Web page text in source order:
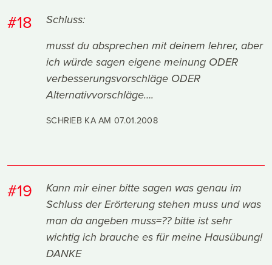
#18
Schluss:
musst du absprechen mit deinem lehrer, aber
ich würde sagen eigene meinung ODER
verbesserungsvorschläge ODER
Alternativvorschläge….
SCHRIEB KA AM07.01.2008
#19
Kann mir einer bitte sagen was genau im
Schluss der Erörterung stehen muss und was
man da angeben muss=?? bitte ist sehr
wichtig ich brauche es für meine Hausübung!
DANKE